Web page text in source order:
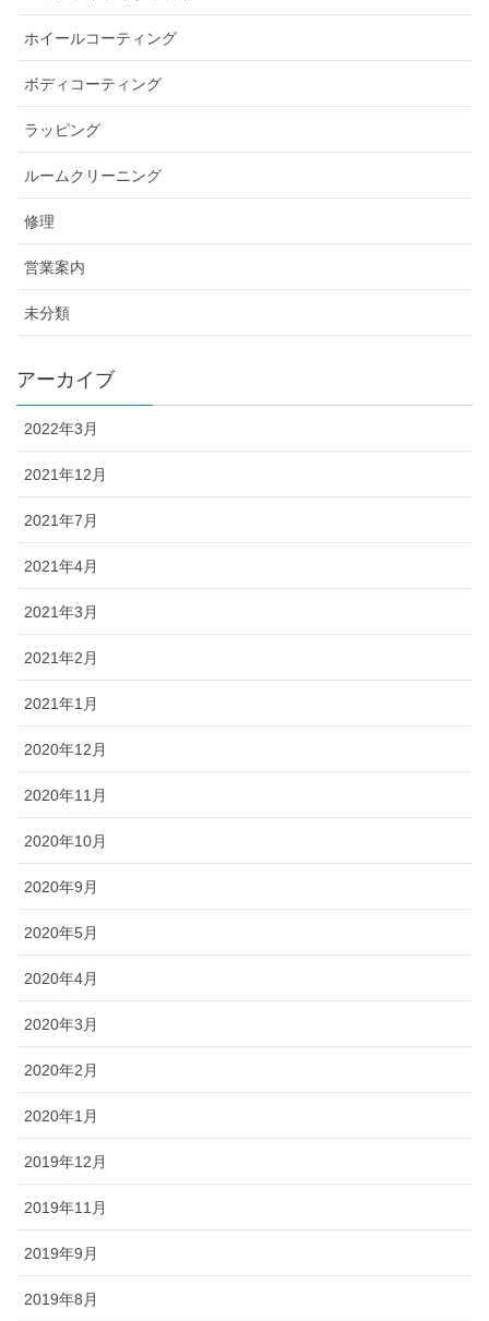
ホイールコーティング
ボディコーティング
ラッピング
ルームクリーニング
修理
営業案内
未分類
アーカイブ
2022年3月
2021年12月
2021年7月
2021年4月
2021年3月
2021年2月
2021年1月
2020年12月
2020年11月
2020年10月
2020年9月
2020年5月
2020年4月
2020年3月
2020年2月
2020年1月
2019年12月
2019年11月
2019年9月
2019年8月